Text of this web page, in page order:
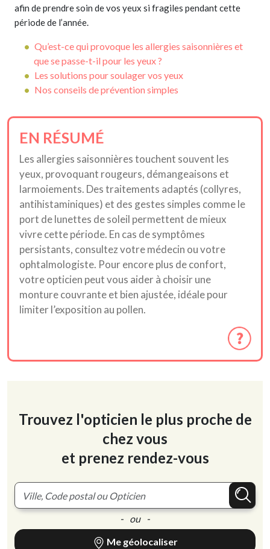
afin de prendre soin de vos yeux si fragiles pendant cette
période de l’année.
Qu’est-ce qui provoque les allergies saisonnières et
que se passe-t-il pour les yeux ?
Les solutions pour soulager vos yeux
Nos conseils de prévention simples
EN RÉSUMÉ
Les allergies saisonnières touchent souvent les
yeux, provoquant rougeurs, démangeaisons et
larmoiements. Des traitements adaptés (collyres,
antihistaminiques) et des gestes simples comme le
port de lunettes de soleil permettent de mieux
vivre cette période. En cas de symptômes
persistants, consultez votre médecin ou votre
ophtalmologiste. Pour encore plus de confort,
votre opticien peut vous aider à choisir une
monture couvrante et bien ajustée, idéale pour
limiter l’exposition au pollen.
Trouvez l'opticien le plus proche de
chez vous
et prenez rendez-vous
- ou -
Me géolocaliser